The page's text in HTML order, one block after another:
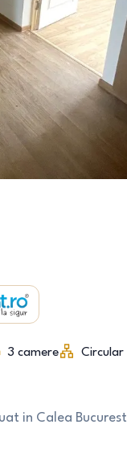
3 camere Circular
in Calea